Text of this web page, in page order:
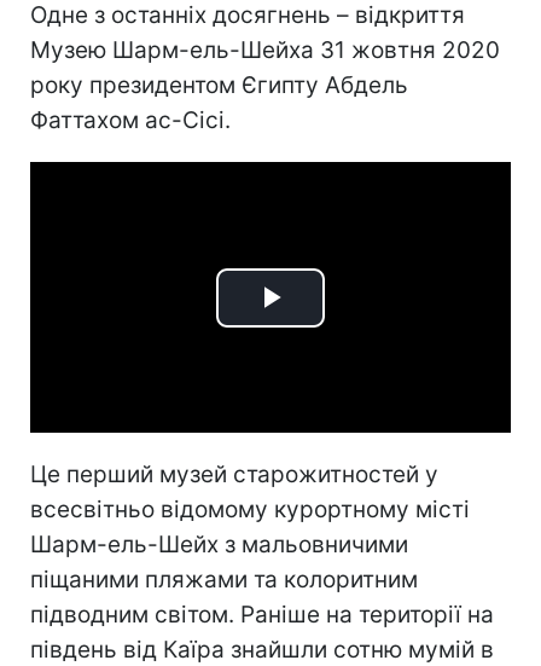
Одне з останніх досягнень – відкриття
Музею Шарм-ель-Шейха 31 жовтня 2020
року президентом Єгипту Абдель
Фаттахом ас-Сісі.
Play
Це перший музей старожитностей у
всесвітньо відомому курортному місті
Шарм-ель-Шейх з мальовничими
піщаними пляжами та колоритним
підводним світом. Раніше на території на
південь від Каїра знайшли сотню мумій в